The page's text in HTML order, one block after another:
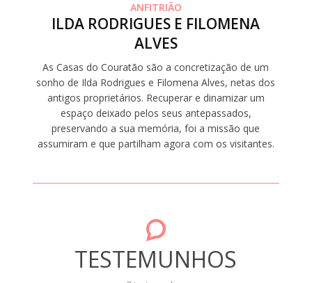
ANFITRIÃO
ILDA RODRIGUES E FILOMENA
ALVES
As Casas do Couratão são a concretização de um
sonho de Ilda Rodrigues e Filomena Alves, netas dos
antigos proprietários. Recuperar e dinamizar um
espaço deixado pelos seus antepassados,
preservando a sua memória, foi a missão que
assumiram e que partilham agora com os visitantes.
TESTEMUNHOS